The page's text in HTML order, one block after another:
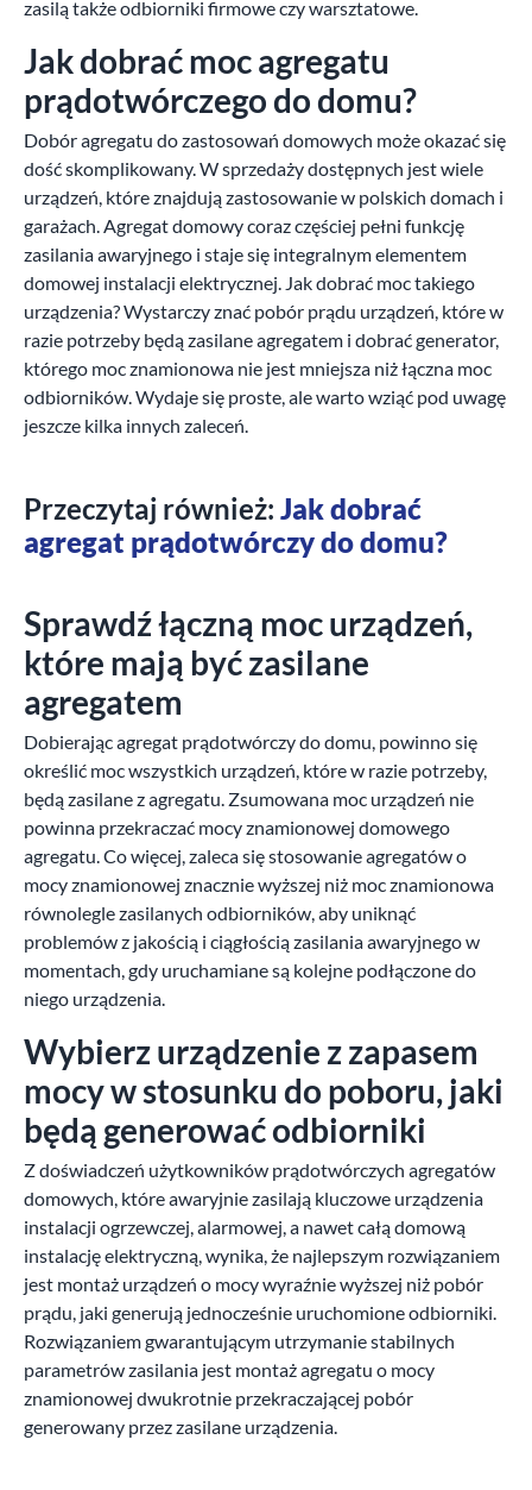
zasilą także odbiorniki firmowe czy warsztatowe.
Jak dobrać moc agregatu
prądotwórczego do domu?
Dobór agregatu do zastosowań domowych może okazać się
dość skomplikowany. W sprzedaży dostępnych jest wiele
urządzeń, które znajdują zastosowanie w polskich domach i
garażach. Agregat domowy coraz częściej pełni funkcję
zasilania awaryjnego i staje się integralnym elementem
domowej instalacji elektrycznej. Jak dobrać moc takiego
urządzenia? Wystarczy znać pobór prądu urządzeń, które w
razie potrzeby będą zasilane agregatem i dobrać generator,
którego moc znamionowa nie jest mniejsza niż łączna moc
odbiorników. Wydaje się proste, ale warto wziąć pod uwagę
jeszcze kilka innych zaleceń.
Przeczytaj również: Jak dobrać
agregat prądotwórczy do domu?
Sprawdź łączną moc urządzeń,
które mają być zasilane
agregatem
Dobierając agregat prądotwórczy do domu, powinno się
określić moc wszystkich urządzeń, które w razie potrzeby,
będą zasilane z agregatu. Zsumowana moc urządzeń nie
powinna przekraczać mocy znamionowej domowego
agregatu. Co więcej, zaleca się stosowanie agregatów o
mocy znamionowej znacznie wyższej niż moc znamionowa
równolegle zasilanych odbiorników, aby uniknąć
problemów z jakością i ciągłością zasilania awaryjnego w
momentach, gdy uruchamiane są kolejne podłączone do
niego urządzenia.
Wybierz urządzenie z zapasem
mocy w stosunku do poboru, jaki
będą generować odbiorniki
Z doświadczeń użytkowników prądotwórczych agregatów
domowych, które awaryjnie zasilają kluczowe urządzenia
instalacji ogrzewczej, alarmowej, a nawet całą domową
instalację elektryczną, wynika, że najlepszym rozwiązaniem
jest montaż urządzeń o mocy wyraźnie wyższej niż pobór
prądu, jaki generują jednocześnie uruchomione odbiorniki.
Rozwiązaniem gwarantującym utrzymanie stabilnych
parametrów zasilania jest montaż agregatu o mocy
znamionowej dwukrotnie przekraczającej pobór
generowany przez zasilane urządzenia.